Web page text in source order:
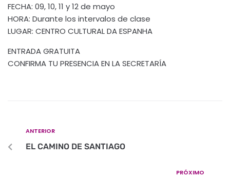
FECHA: 09, 10, 11 y 12 de mayo
HORA: Durante los intervalos de clase
LUGAR: CENTRO CULTURAL DA ESPANHA
ENTRADA GRATUITA
CONFIRMA TU PRESENCIA EN LA SECRETARÍA
ANTERIOR
EL CAMINO DE SANTIAGO
PRÓXIMO